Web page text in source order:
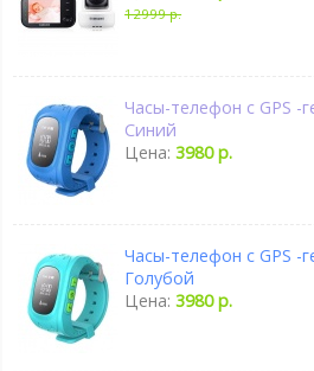
12999 р.
Часы-телефон с GPS -
Синий
Цена:3980 р.
Часы-телефон с GPS -
Голубой
Цена:3980 р.